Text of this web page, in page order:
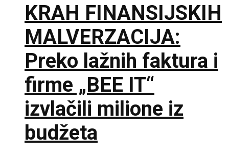
KRAH FINANSIJSKIH
MALVERZACIJA:
Preko lažnih faktura i
firme „BEE IT“
izvlačili milione iz
budžeta